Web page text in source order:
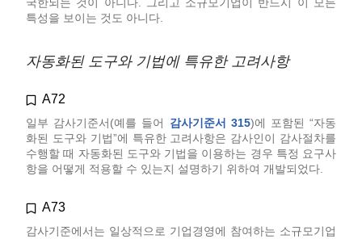
특성을 보이는 것도 아니다.
자동화된 도구와 기법에 특유한 고려사항
A72
일부 감사기준서(예를 들어 감사기준서 315)에 포함된 “자동
화된 도구와 기법”에 특유한 고려사항은 감사인이 감사절차를
수행할 때 자동화된 도구와 기법을 이용하는 경우 특정 요구사
항을 어떻게 적용할 수 있는지 설명하기 위하여 개발되었다.
A73
감사기준에서는 일상적으로 기업경영에 참여하는 소규모기업